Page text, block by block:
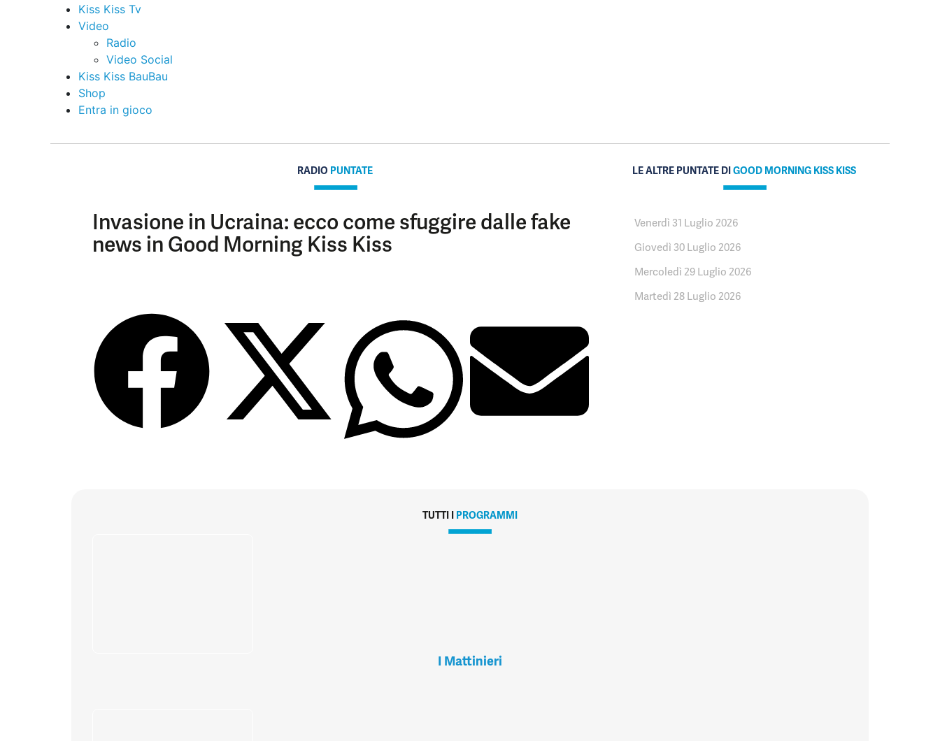
Kiss Kiss Tv
Video
Radio
Video Social
Kiss Kiss BauBau
Shop
Entra in gioco
RADIO PUNTATE
Invasione in Ucraina: ecco come sfuggire dalle fake
news in Good Morning Kiss Kiss
LE ALTRE PUNTATE DIGOOD MORNING KISS KISS
Venerdì 31 Luglio 2026
Giovedì 30 Luglio 2026
Mercoledì 29 Luglio 2026
Martedì 28 Luglio 2026
TUTTI I PROGRAMMI
I Mattinieri